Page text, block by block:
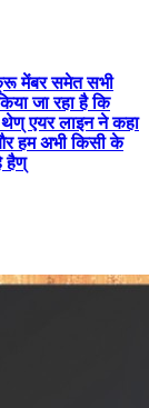
क्रू मेंबर समेत सभी
जा रहा है कि
एयर लाइन ने कहा
हम अभी किसी के
हैण्